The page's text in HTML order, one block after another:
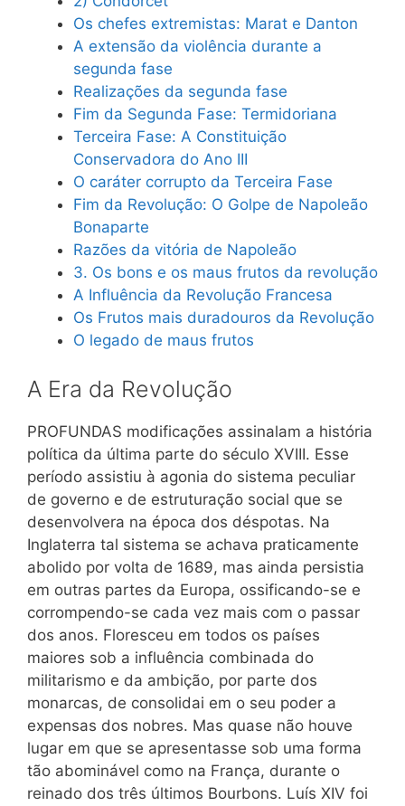
Os chefes extremistas: Marat e Danton
A extensão da violência durante a
segunda fase
Realizações da segunda fase
Fim da Segunda Fase: Termidoriana
Terceira Fase: A Constituição
Conservadora do Ano III
O caráter corrupto da Terceira Fase
Fim da Revolução: O Golpe de Napoleão
Bonaparte
Razões da vitória de Napoleão
3. Os bons e os maus frutos da revolução
A Influência da Revolução Francesa
Os Frutos mais duradouros da Revolução
O legado de maus frutos
A Era da Revolução
PROFUNDAS modificações assinalam a história
política da última parte do século XVIII. Esse
período assistiu à agonia do sistema peculiar
de governo e de estruturação social que se
desenvolvera na época dos déspotas. Na
Inglaterra tal sistema se achava praticamente
abolido por volta de 1689, mas ainda persistia
em outras partes da Europa, ossificando-se e
corrompendo-se cada vez mais com o passar
dos anos. Floresceu em todos os países
maiores sob a influência combinada do
militarismo e da ambição, por parte dos
monarcas, de consolidai em o seu poder a
expensas dos nobres. Mas quase não houve
lugar em que se apresentasse sob uma forma
tão abominável como na França, durante o
reinado dos três últimos Bourbons. Luís XIV foi